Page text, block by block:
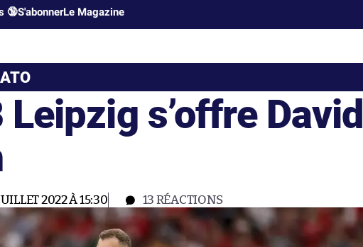
🔞S'abonnerLe Magazine
Leipzig s’offre David
2022 À 15:30 13 RÉACTIONS